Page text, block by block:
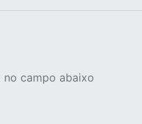
no campo abaixo